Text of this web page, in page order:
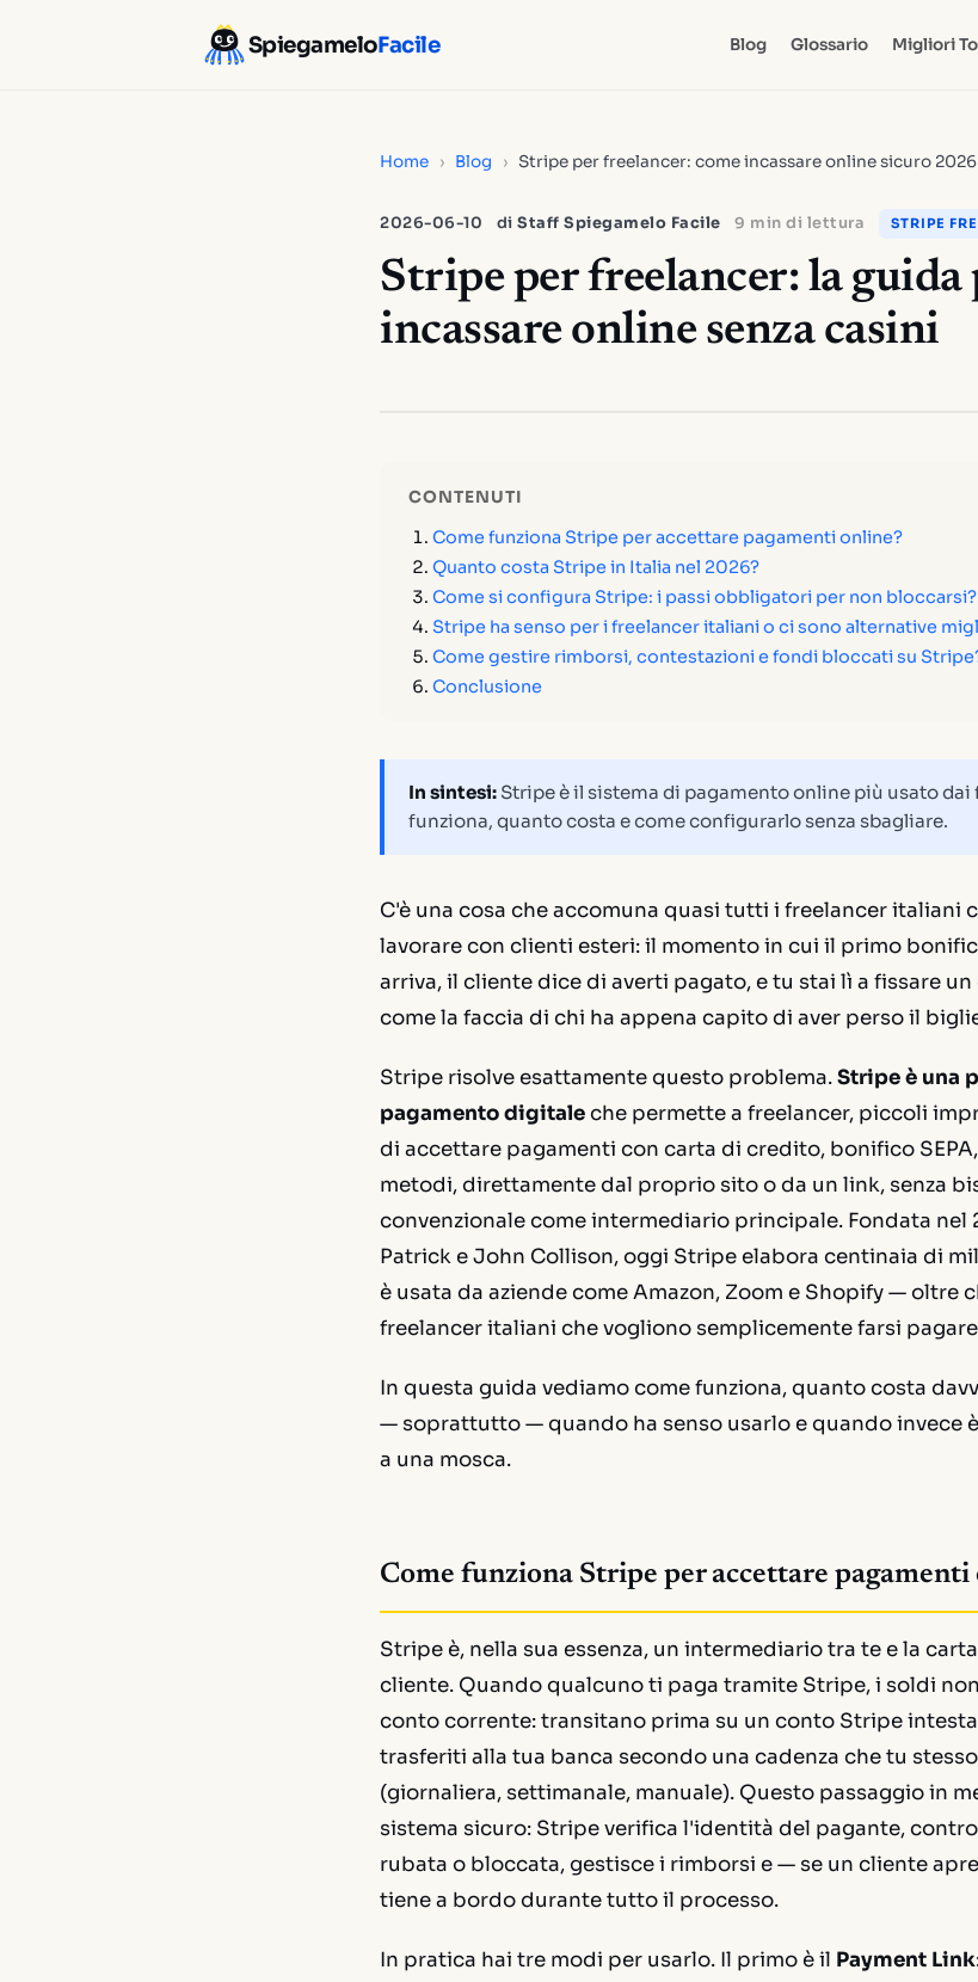
SpiegameloFacile Blog Glossario Migliori
Home › Blog › Stripe per freelancer: come incassare online sicuro 2026
2026-06-10 di Staff Spiegamelo Facile 9 min di lettura STRIPE
Stripe per freelancer: la guida
incassare online senza casini
CONTENUTI
Come funziona Stripe per accettare pagamenti online?
Quanto costa Stripe in Italia nel 2026?
Come si configura Stripe: i passi obbligatori per non bloccarsi?
Stripe ha senso per i freelancer italiani o ci sono alternative
Come gestire rimborsi, contestazioni e fondi bloccati su
Conclusione
In sintesi: Stripe è il sistema di pagamento online più usato
funziona, quanto costa e come configurarlo senza sbagliare.
C'è una cosa che accomuna quasi tutti i freelancer italiani
lavorare con clienti esteri: il momento in cui il primo
arriva, il cliente dice di averti pagato, e tu stai lì a fissare
come la faccia di chi ha appena capito di aver perso il
Stripe risolve esattamente questo problema.Stripe è una
pagamento digitaleche permette a freelancer, piccoli
di accettare pagamenti con carta di credito, bonifico
metodi, direttamente dal proprio sito o da un link, senza
convenzionale come intermediario principale. Fondata nel
Patrick e John Collison, oggi Stripe elabora centinaia di
è usata da aziende come Amazon, Zoom e Shopify — oltre
freelancer italiani che vogliono semplicemente farsi
In questa guida vediamo come funziona, quanto costa
— soprattutto — quando ha senso usarlo e quando invece
a una mosca.
Come funziona Stripe per accettare pagamenti
Stripe è, nella sua essenza, un intermediario tra te e la
cliente. Quando qualcuno ti paga tramite Stripe, i soldi
conto corrente: transitano prima su un conto Stripe
trasferiti alla tua banca secondo una cadenza che tu
(giornaliera, settimanale, manuale). Questo passaggio in
sistema sicuro: Stripe verifica l'identità del pagante,
rubata o bloccata, gestisce i rimborsi e — se un cliente
tiene a bordo durante tutto il processo.
In pratica hai tre modi per usarlo. Il primo è il Payment Link